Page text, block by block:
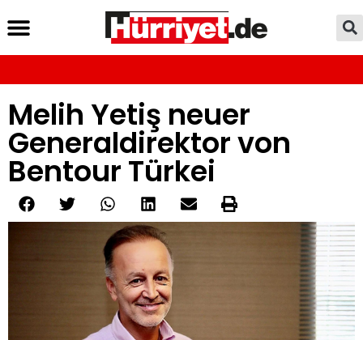
Melih Yetiş neuer
Generaldirektor von
Bentour Türkei